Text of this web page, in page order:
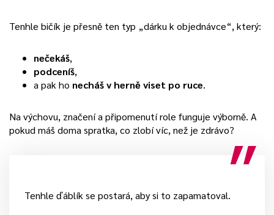
Tenhle bičík je přesně ten typ „dárku k objednávce“, který:
nečekáš,
podceníš,
a pak ho necháš v herně viset po ruce.
Na výchovu, značení a připomenutí role funguje výborně. A
pokud máš doma spratka, co zlobí víc, než je zdrávo?
Tenhle ďáblík se postará, aby si to zapamatoval.